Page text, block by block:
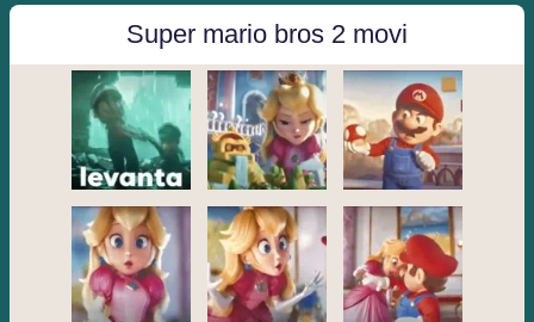
Super mario bros 2 movi